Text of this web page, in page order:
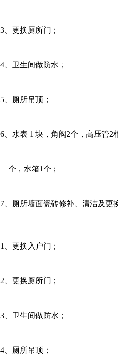
3 、更换厕所门；
4 、卫生间做防水；
5 、厕所吊顶；
6 、水表 1块，角阀2个，高压管2
个，水箱1个；
7 、厕所墙面瓷砖修补、清洁及更
1、更换入户门；
2、更换厕所门；
3、 卫生间做防水；
4、 厕所吊顶；